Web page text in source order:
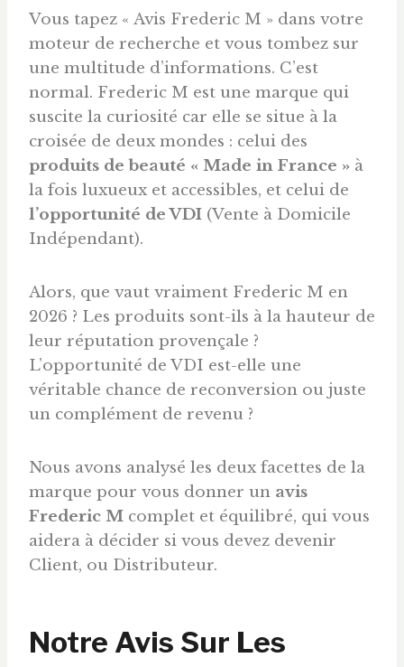
Vous tapez « Avis Frederic M » dans votre
moteur de recherche et vous tombez sur
une multitude d’informations. C’est
normal. Frederic M est une marque qui
suscite la curiosité car elle se situe à la
croisée de deux mondes : celui des
produits de beauté « Made in France » à
la fois luxueux et accessibles, et celui de
l’opportunité de VDI (Vente à Domicile
Indépendant).
Alors, que vaut vraiment Frederic M en
2026 ? Les produits sont-ils à la hauteur de
leur réputation provençale ?
L’opportunité de VDI est-elle une
véritable chance de reconversion ou juste
un complément de revenu ?
Nous avons analysé les deux facettes de la
marque pour vous donner un avis
Frederic M complet et équilibré, qui vous
aidera à décider si vous devez devenir
Client, ou Distributeur.
Notre Avis Sur Les